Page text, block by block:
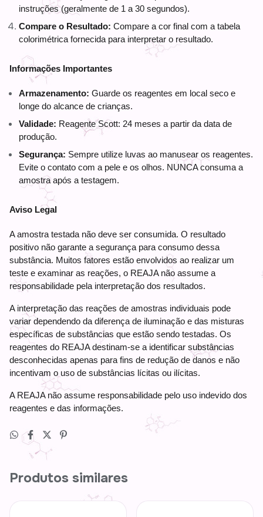
instruções (geralmente de 1 a 30 segundos).
Compare o Resultado: Compare a cor final com a tabela
colorimétrica fornecida para interpretar o resultado.
Informações Importantes
Armazenamento: Guarde os reagentes em local seco e
longe do alcance de crianças.
Validade: Reagente Scott: 24 meses a partir da data de
produção.
Segurança: Sempre utilize luvas ao manusear os reagentes.
Evite o contato com a pele e os olhos. NUNCA consuma a
amostra após a testagem.
Aviso Legal
A amostra testada não deve ser consumida. O resultado
positivo não garante a segurança para consumo dessa
substância. Muitos fatores estão envolvidos ao realizar um
teste e examinar as reações, o REAJA não assume a
responsabilidade pela interpretação dos resultados.
A interpretação das reações de amostras individuais pode
variar dependendo da diferença de iluminação e das misturas
específicas de substâncias que estão sendo testadas. Os
reagentes do REAJA destinam-se a identificar substâncias
desconhecidas apenas para fins de redução de danos e não
incentivam o uso de substâncias lícitas ou ilícitas.
A REAJA não assume responsabilidade pelo uso indevido dos
reagentes e das informações.
Produtos similares